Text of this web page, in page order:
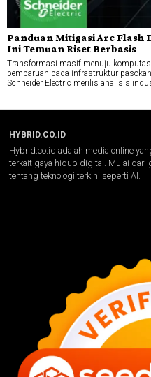
Panduan Mitigasi Arc Flash
Ini Temuan Riset Berbasis
Transformasi masif menuju
pembaruan pada infrastruktur
Schneider Electric merilis analisis
HYBRID.CO.ID
Hybrid.co.id adalah media online
terkait gaya hidup digital. Mulai dari
tentang teknologi terkini seperti AI.